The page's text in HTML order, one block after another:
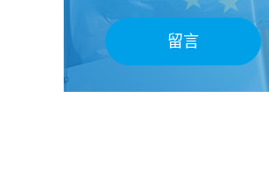
留言